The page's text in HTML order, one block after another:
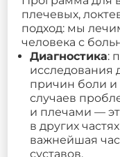
плечевых,
подход: мы
человека с
Диагностика:
исследования
причин боли и
случаев
и плечами —
в других
важнейшая
суставов.